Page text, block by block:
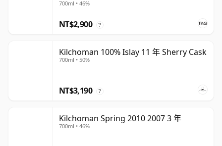
700ml • 46%
NT$2,900 ?
Kilchoman 100% Islay 11 年 Sherry Cask
700ml • 50%
NT$3,190 ?
Kilchoman Spring 2010 2007 3 年
700ml • 46%